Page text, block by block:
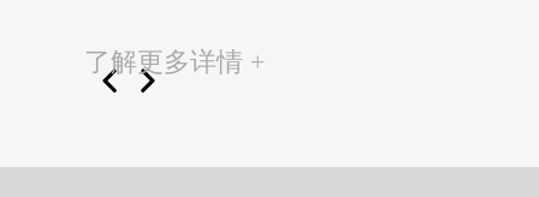
了解更多详情 +